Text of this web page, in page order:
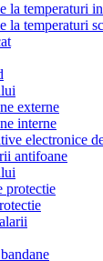
la temperaturi
la temperaturi
externe
interne
electronice
antifoane
protectie